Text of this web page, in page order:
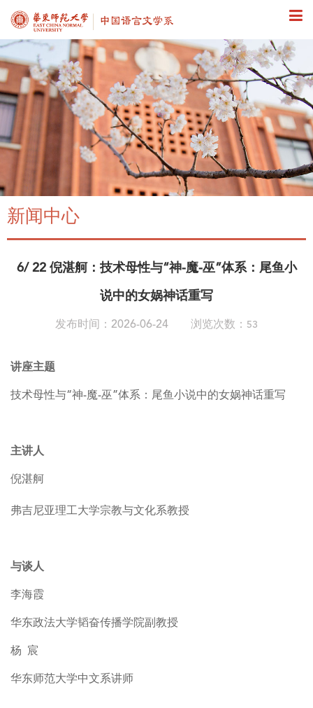
新闻中心
6/ 22 倪湛舸：技术母性与“神-魔-巫”体系：尾鱼小
说中的女娲神话重写
发布时间：2026-06-24 浏览次数： 53
讲座主题
技术母性与“神-魔-巫”体系：尾鱼小说中的女娲神话重写
主讲人
倪湛舸
弗吉尼亚理工大学宗教与文化系教授
与谈人
李海霞
华东政法大学韬奋传播学院副教授
杨 宸
华东师范大学中文系讲师